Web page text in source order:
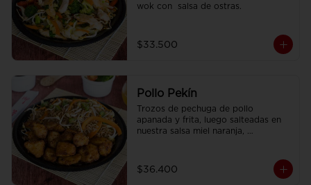
wok con  salsa de ostras.
$33.500
Pollo Pekín
Trozos de pechuga de pollo
apanada y frita, luego salteadas en
nuestra salsa miel naranja,
$36.400